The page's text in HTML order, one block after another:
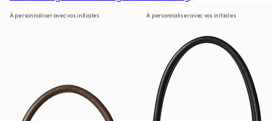
À personnaliser avec vos initiales À personnaliser avec vos initiales